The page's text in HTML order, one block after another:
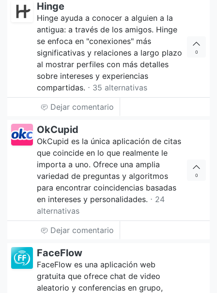
Hinge
Hinge ayuda a conocer a alguien a la
antigua: a través de los amigos. Hinge
se enfoca en "conexiones" más
significativas y relaciones a largo plazo
al mostrar perfiles con más detalles
sobre intereses y experiencias
compartidas. ⋅ 35 alternativas
0
Dejar comentario
OkCupid
OkCupid es la única aplicación de citas
que coincide en lo que realmente le
importa a uno. Ofrece una amplia
variedad de preguntas y algoritmos
para encontrar coincidencias basadas
en intereses y personalidades. ⋅ 24
alternativas
0
Dejar comentario
FaceFlow
FaceFlow es una aplicación web
gratuita que ofrece chat de video
aleatorio y conferencias en grupo,